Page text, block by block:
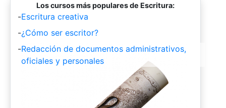
Los cursos más populares de Escritura:
-Escritura creativa
-¿Cómo ser escritor?
-Redacción de documentos administrativos,
oficiales y personales